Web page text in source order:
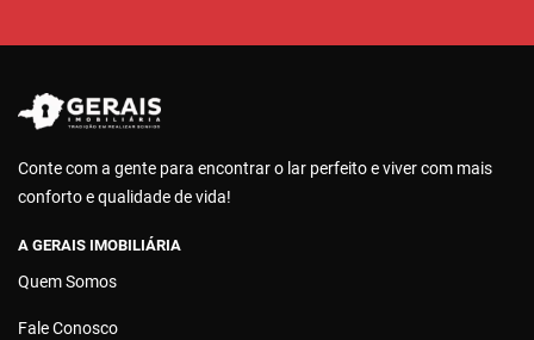
Conte com a gente para encontrar o lar perfeito e viver com mais
conforto e qualidade de vida!
A GERAIS IMOBILIÁRIA
Quem Somos
Fale Conosco